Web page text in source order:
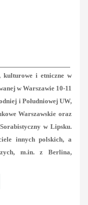
kulturowe i etniczne w
w Warszawie 10-11
i Południowej UW,
Warszawskie oraz
w Lipsku.
innych polskich, a
m.in. z Berlina,